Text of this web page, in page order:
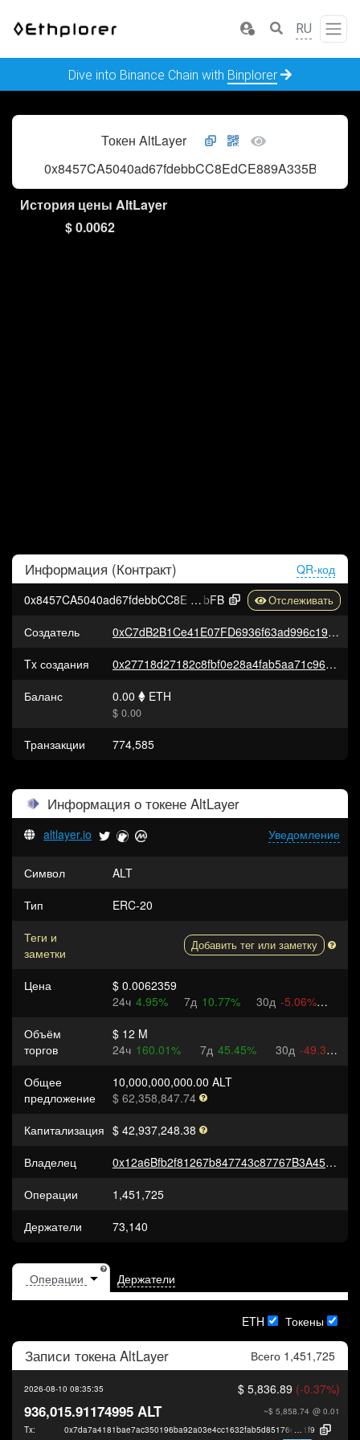
RU
Dive into Binance Chain with Binplorer
Токен AltLayer
0x8457CA5040ad67fdebbCC8EdCE889A335Bc0fbFB
История цены AltLayer
$ 0.0062
Информация (Контракт)
QR-код
0x8457CA5040ad67fdebbCC8EdCE889A335Bc0f
bFB
Создатель
0xC7dB2B1Ce41E07FD6936f63ad996c1926F768dEE
Tx создания
0x27718d27182c8fbf0e28a4fab5aa71c96e012349b144974bdf0483fe8f7ebeee
Баланс
0.00 ETH
$ 0.00
Транзакции 774,585
Информация о токене AltLayer
Уведомление
altlayer.io
Символ
ALT
Тип
ERC-20
Теги и
заметки
Добавить тег или заметку
Цена
$ 0.0062359
24ч 4.95% 7д 10.77% 30д -5.06%
Объём
торгов
$ 12 M
24ч 160.01% 7д 45.45% 30д -49.3%
Общее
предложение
10,000,000,000.00 ALT
$ 62,358,847.74
Капитализация $ 42,937,248.38
Владелец
0x12a6Bfb2f81267b847743c87767B3A45b897b1C0
Операции
1,451,725
Держатели
73,140
Держатели
ETH Токены
Записи токена AltLayer Всего 1,451,725
2026-08-10 08:35:35 $ 5,836.89 (-0.37%)
~$ 5,858.74 @ 0.01
936,015.91174995 ALT
Tx:
1f9